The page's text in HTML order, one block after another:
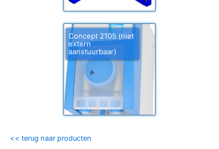
Concept 2105 (niet
extern
aanstuurbaar)
<< terug naar producten